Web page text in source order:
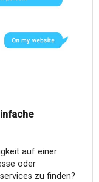
auf einer
oder
zu finden?